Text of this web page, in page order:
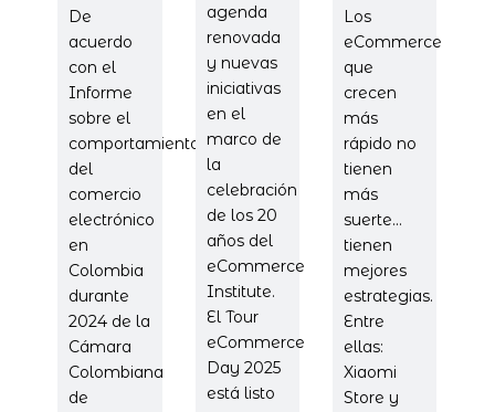
De
acuerdo
con el
Informe
sobre el
comportamiento
del
comercio
electrónico
en
Colombia
durante
2024 de la
Cámara
Colombiana
de
agenda
renovada
y nuevas
iniciativas
en el
marco de
la
celebración
de los 20
años del
eCommerce
Institute.
El Tour
eCommerce
Day 2025
está listo
Los
eCommerce
que
crecen
más
rápido no
tienen
más
suerte...
tienen
mejores
estrategias.
Entre
ellas:
Xiaomi
Store y